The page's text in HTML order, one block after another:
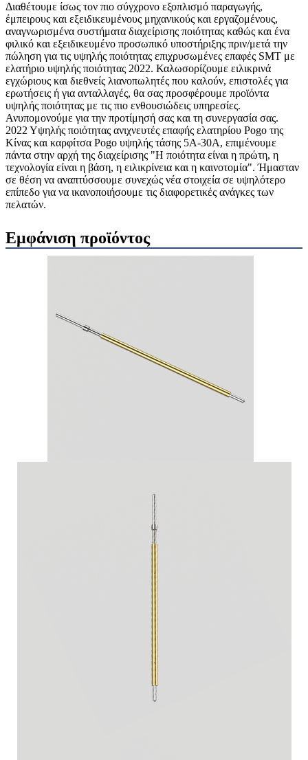
Διαθέτουμε ίσως τον πιο σύγχρονο εξοπλισμό παραγωγής,
έμπειρους και εξειδικευμένους μηχανικούς και εργαζομένους,
αναγνωρισμένα συστήματα διαχείρισης ποιότητας καθώς και ένα
φιλικό και εξειδικευμένο προσωπικό υποστήριξης πριν/μετά την
πώληση για τις υψηλής ποιότητας επιχρυσωμένες επαφές SMT με
ελατήριο υψηλής ποιότητας 2022. Καλωσορίζουμε ειλικρινά
εγχώριους και διεθνείς λιανοπωλητές που καλούν, επιστολές για
ερωτήσεις ή για ανταλλαγές, θα σας προσφέρουμε προϊόντα
υψηλής ποιότητας με τις πιο ενθουσιώδεις υπηρεσίες.
Ανυπομονούμε για την προτίμησή σας και τη συνεργασία σας.
2022 Υψηλής ποιότητας ανιχνευτές επαφής ελατηρίου Pogo της
Κίνας και καρφίτσα Pogo υψηλής τάσης 5A-30A, επιμένουμε
πάντα στην αρχή της διαχείρισης "Η ποιότητα είναι η πρώτη, η
τεχνολογία είναι η βάση, η ειλικρίνεια και η καινοτομία". Ήμασταν
σε θέση να αναπτύσσουμε συνεχώς νέα στοιχεία σε υψηλότερο
επίπεδο για να ικανοποιήσουμε τις διαφορετικές ανάγκες των
πελατών.
Εμφάνιση προϊόντος